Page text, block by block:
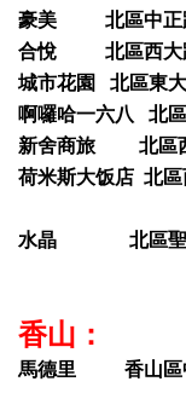
豪美 北區中正路
合悅 北區西大路
城市花園 北區
啊囉哈一六八 北
新舍商旅 北區西
荷米斯大饭店
水晶 北區聖軍
香山：
馬德里 香山區